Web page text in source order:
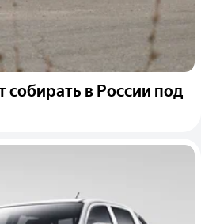
собирать в России под